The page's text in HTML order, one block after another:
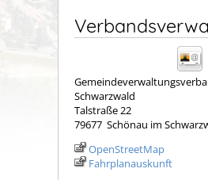
Schwarzwald
Talstraße 22
79677 Schönau im
OpenStreetMap
Fahrplanauskunft